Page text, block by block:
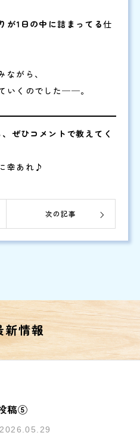
が1日の中に詰まってる仕
ながら、
いくのでした──。
ぜひコメントで教えてく
幸あれ♪
次の記事
新情報
稿⑤
2026.05.29